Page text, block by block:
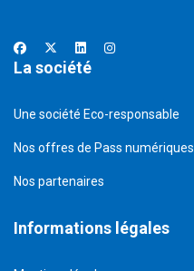
La société
Une société Eco-responsable
Nos offres de Pass numériques
Nos partenaires
Informations légales